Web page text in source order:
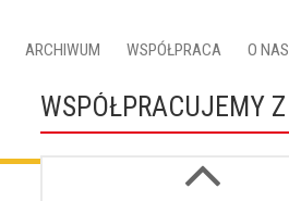
ARCHIWUM WSPÓŁPRACA O NAS
WSPÓŁPRACUJEMY Z